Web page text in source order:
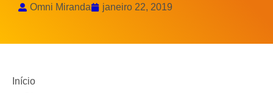
Omni Miranda janeiro 22, 2019
Início